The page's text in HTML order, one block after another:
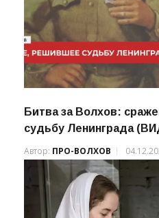
Битва за Волхов:
судьбу Ленинграда
Автор: ПРО-ВОЛХОВ